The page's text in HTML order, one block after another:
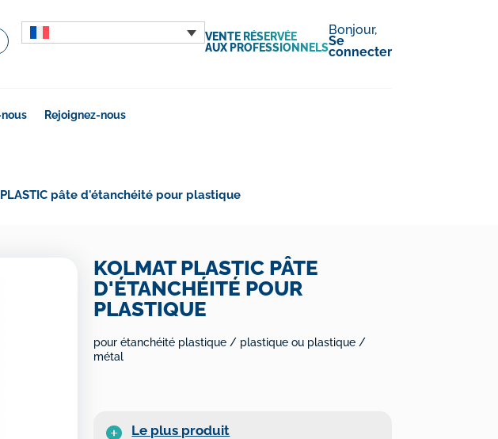
VENTE RÉSERVÉE
AUX PROFESSIONNELS
Bonjour,
Se
connecter
Rejoignez-nous
PLASTIC pâte d'étanchéité pour plastique
KOLMAT PLASTIC PÂTE
D'ÉTANCHÉITÉ POUR
PLASTIQUE
pour étanchéité plastique / plastique ou plastique /
métal
Le plus produit